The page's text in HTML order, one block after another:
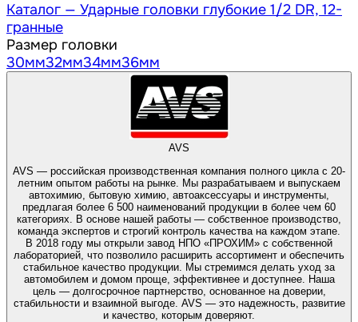
Каталог — Ударные головки глубокие 1/2 DR, 12-
гранные
Размер головки
30мм32мм34мм36мм
AVS
AVS — российская производственная компания полного цикла с 20-
летним опытом работы на рынке. Мы разрабатываем и выпускаем
автохимию, бытовую химию, автоаксессуары и инструменты,
предлагая более 6 500 наименований продукции в более чем 60
категориях. В основе нашей работы — собственное производство,
команда экспертов и строгий контроль качества на каждом этапе.
В 2018 году мы открыли завод НПО «ПРОХИМ» с собственной
лабораторией, что позволило расширить ассортимент и обеспечить
стабильное качество продукции. Мы стремимся делать уход за
автомобилем и домом проще, эффективнее и доступнее. Наша
цель — долгосрочное партнерство, основанное на доверии,
стабильности и взаимной выгоде. AVS — это надежность, развитие
и качество, которым доверяют.